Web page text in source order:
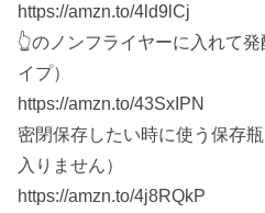
https://amzn.to/4ld9lCj
👆のノンフライヤーに入れて
イプ）
https://amzn.to/43SxIPN
密閉保存したい時に使う保存
入りません）
https://amzn.to/4j8RQkP